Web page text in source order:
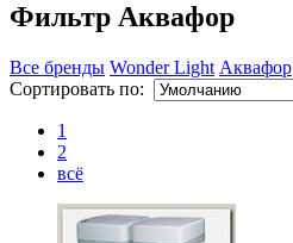
Фильтр Аквафор
Все бренды Wonder Light Аквафор
Сортировать по:
1
2
всё